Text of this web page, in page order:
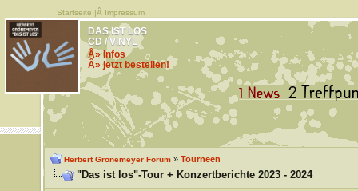
Startseite |Â Impressum
DAS IST LOS
CD / VINYL
Â» Infos
Â» jetzt bestellen!
Herbert Grönemeyer Forum» Tourneen
"Das ist los"-Tour + Konzertberichte 2023 - 2024